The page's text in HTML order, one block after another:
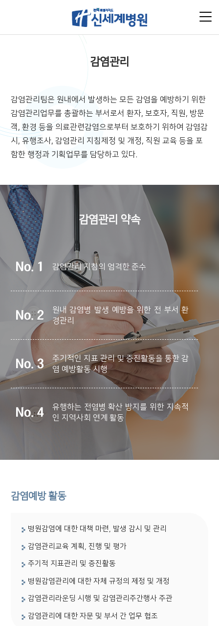
감염관리
감염관리팀은 원내에서 발생하는 모든 감염을 예방하기 위한
감염관리업무를 총괄하는 부서로서 환자, 보호자, 직원, 방문
객, 환경 등을 의료관련감염으로부터 보호하기 위하여 감염감
시, 유행조사, 감염관리 지침제정 및 개정, 직원 교육 등을 포
함한 행정과 기획업무를 담당하고 있다.
감염관리 약속
감염관리 지침의 엄격한 준수
원내 감염병 발생 예방을 위한 전 부서 환
경관리
주기적인 지표 관리 및 증진활동을 통한 감
염 예방활동 시행
유행하는 전염병 확산 방지를 위한 지속적
인 지역사회 연계 활동
감염예방 활동
병원감염에 대한 대책 마련, 발생 감시 및 관리
감염관리교육 계획, 진행 및 평가
주기적 지표관리 및 증진활동
병원감염관리에 대한 자체 규정의 제정 및 개정
감염관리라운딩 시행 및 감염관리주간행사 주관
감염관리에 대한 자문 및 부서 간 업무 협조